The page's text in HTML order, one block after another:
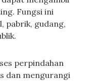
Fungsi ini
pabrik, gudang,
perpindahan
dan mengurangi